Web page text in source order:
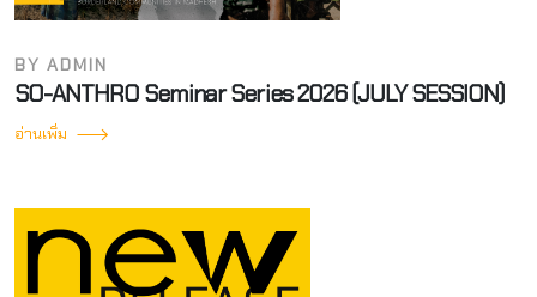
BY ADMIN
SO-ANTHRO Seminar Series 2026 (JULY SESSION)
อ่านเพิ่ม